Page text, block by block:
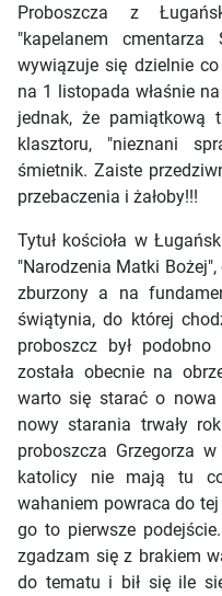
Proboszcza z
"kapelanem
wywiązuje się dzielnie
na 1 listopada właśnie
jednak, że pamiątkową
klasztoru, "nieznani
śmietnik. Zaiste
przebaczenia i żałoby!!!
Tytuł kościoła w
"Narodzenia Matki
zburzony a na
świątynia, do której
proboszcz był
została obecnie na
warto się starać o nowa
nowy starania trwały
proboszcza Grzegorza
katolicy nie mają tu
wahaniem powraca do
go to pierwsze
zgadzam się z brakiem
do tematu i bił się ile